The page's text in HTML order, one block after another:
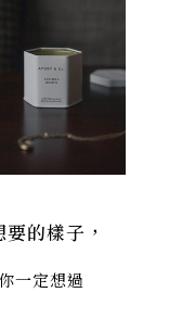
的樣子，
一定想過